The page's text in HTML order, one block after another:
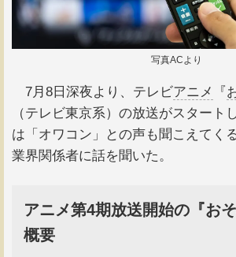
写真ACより
7月8日深夜より、テレビアニメ 『
（テレビ東京系）の放送がスタート
は「オワコン」との声も聞こえてく
業界関係者に話を聞いた。
アニメ第4期放送開始の『お
概要